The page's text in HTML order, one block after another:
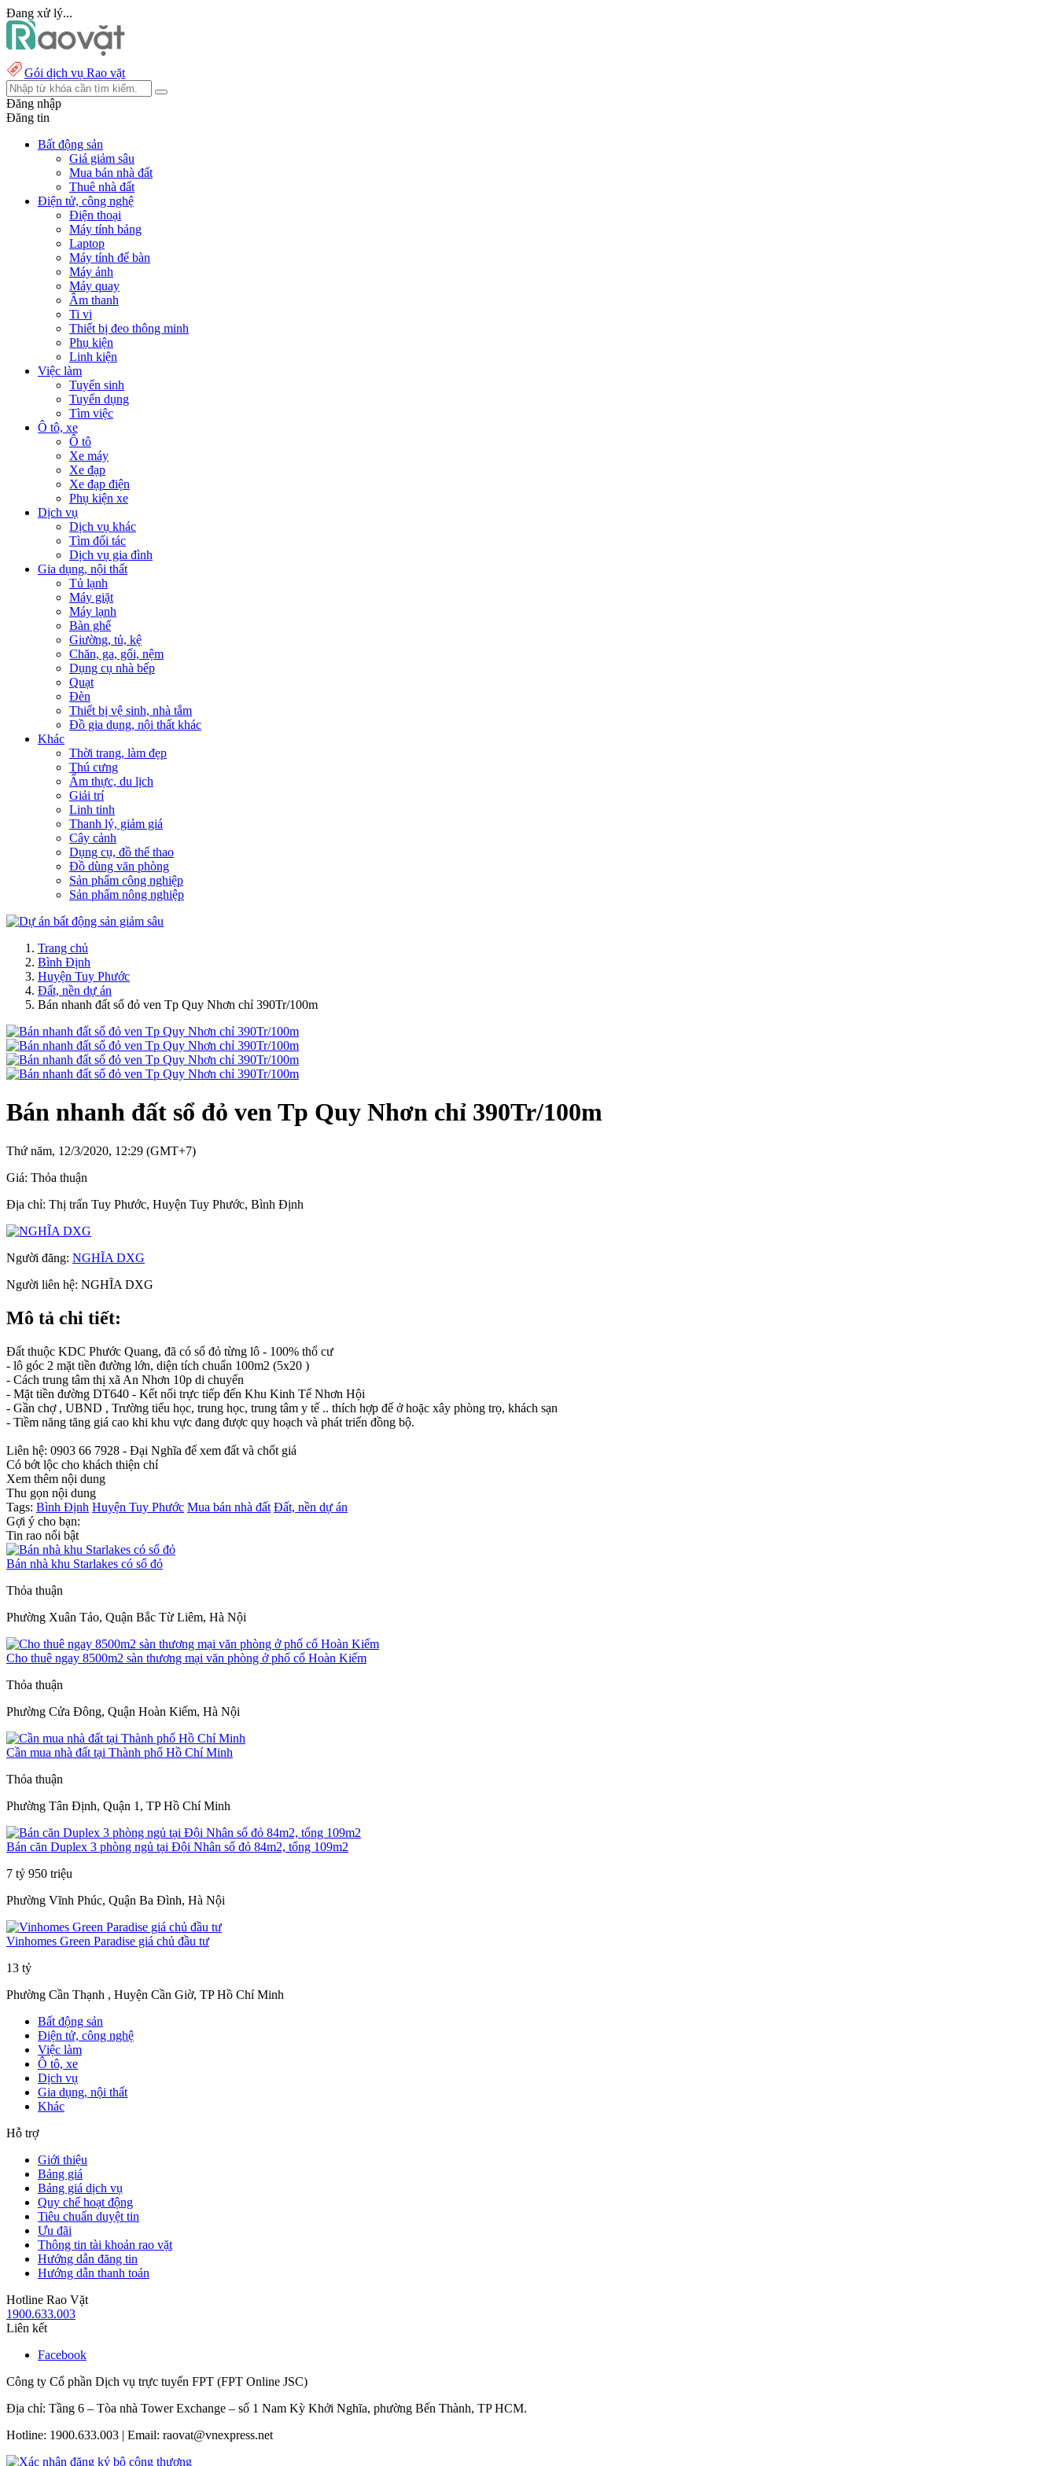
Đang xử lý...
Gói dịch vụ Rao vặt
Đăng nhập
Đăng tin
Bất động sản
Giá giảm sâu
Mua bán nhà đất
Thuê nhà đất
Điện tử, công nghệ
Điện thoại
Máy tính bảng
Laptop
Máy tính để bàn
Máy ảnh
Máy quay
Âm thanh
Ti vi
Thiết bị đeo thông minh
Phụ kiện
Linh kiện
Việc làm
Tuyển sinh
Tuyển dụng
Tìm việc
Ô tô, xe
Ô tô
Xe máy
Xe đạp
Xe đạp điện
Phụ kiện xe
Dịch vụ
Dịch vụ khác
Tìm đối tác
Dịch vụ gia đình
Gia dụng, nội thất
Tủ lạnh
Máy giặt
Máy lạnh
Bàn ghế
Giường, tủ, kệ
Chăn, ga, gối, nệm
Dụng cụ nhà bếp
Quạt
Đèn
Thiết bị vệ sinh, nhà tắm
Đồ gia dụng, nội thất khác
Khác
Thời trang, làm đẹp
Thú cưng
Ẩm thực, du lịch
Giải trí
Linh tinh
Thanh lý, giảm giá
Cây cảnh
Dụng cụ, đồ thể thao
Đồ dùng văn phòng
Sản phẩm công nghiệp
Sản phẩm nông nghiệp
Trang chủ
Bình Định
Huyện Tuy Phước
Đất, nền dự án
Bán nhanh đất sổ đỏ ven Tp Quy Nhơn chỉ 390Tr/100m
Bán nhanh đất sổ đỏ ven Tp Quy Nhơn chỉ 390Tr/100m
Thứ năm, 12/3/2020, 12:29 (GMT+7)
Giá: Thỏa thuận
Địa chỉ: Thị trấn Tuy Phước, Huyện Tuy Phước, Bình Định
Người đăng: NGHĨA DXG
Người liên hệ: NGHĨA DXG
Mô tả chi tiết:
Đất thuộc KDC Phước Quang, đã có sổ đỏ từng lô - 100% thổ cư
- lô góc 2 mặt tiền đường lớn, diện tích chuẩn 100m2 (5x20 )
- Cách trung tâm thị xã An Nhơn 10p di chuyển
- Mặt tiền đường DT640 - Kết nối trực tiếp đến Khu Kinh Tế Nhơn Hội
- Gần chợ , UBND , Trường tiểu học, trung học, trung tâm y tế .. thích hợp để ở hoặc xây phòng trọ, khách sạn
- Tiềm năng tăng giá cao khi khu vực đang được quy hoạch và phát triển đồng bộ.
Liên hệ: 0903 66 7928 - Đại Nghĩa để xem đất và chốt giá
Có bớt lộc cho khách thiện chí
Xem thêm nội dung
Thu gọn nội dung
Tags: Bình Định Huyện Tuy Phước Mua bán nhà đất Đất, nền dự án
Gợi ý cho bạn:
Tin rao nổi bật
Bán nhà khu Starlakes có sổ đỏ
Thỏa thuận
Phường Xuân Tảo, Quận Bắc Từ Liêm, Hà Nội
Cho thuê ngay 8500m2 sàn thương mại văn phòng ở phố cổ Hoàn Kiếm
Thỏa thuận
Phường Cửa Đông, Quận Hoàn Kiếm, Hà Nội
Cần mua nhà đất tại Thành phố Hồ Chí Minh
Thỏa thuận
Phường Tân Định, Quận 1, TP Hồ Chí Minh
Bán căn Duplex 3 phòng ngủ tại Đội Nhân sổ đỏ 84m2, tổng 109m2
7 tỷ 950 triệu
Phường Vĩnh Phúc, Quận Ba Đình, Hà Nội
Vinhomes Green Paradise giá chủ đầu tư
13 tỷ
Phường Cần Thạnh , Huyện Cần Giờ, TP Hồ Chí Minh
Bất động sản
Điện tử, công nghệ
Việc làm
Ô tô, xe
Dịch vụ
Gia dụng, nội thất
Khác
Hỗ trợ
Giới thiệu
Bảng giá
Bảng giá dịch vụ
Quy chế hoạt động
Tiêu chuẩn duyệt tin
Ưu đãi
Thông tin tài khoản rao vặt
Hướng dẫn đăng tin
Hướng dẫn thanh toán
Hotline Rao Vặt
1900.633.003
Liên kết
Facebook
Công ty Cổ phần Dịch vụ trực tuyến FPT (FPT Online JSC)
Địa chỉ: Tầng 6 – Tòa nhà Tower Exchange – số 1 Nam Kỳ Khởi Nghĩa, phường Bến Thành, TP HCM.
Hotline: 1900.633.003 | Email: raovat@vnexpress.net